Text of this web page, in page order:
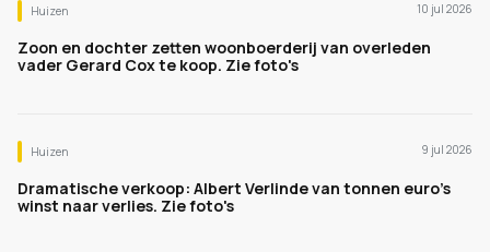
Huizen 10 jul 2026
Zoon en dochter zetten woonboerderij van overleden
vader Gerard Cox te koop. Zie foto's
Huizen 9 jul 2026
Dramatische verkoop: Albert Verlinde van tonnen euro's
winst naar verlies. Zie foto's